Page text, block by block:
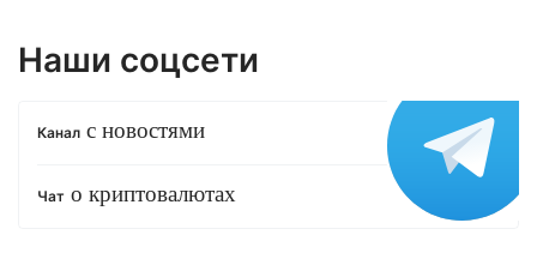
Наши соцсети
Канал с новостями
Чат о криптовалютах